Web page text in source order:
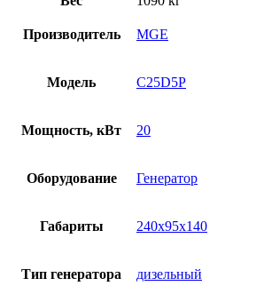
Производитель MGE
Модель C25D5P
Мощность, кВт 20
Оборудование Генератор
Габариты 240x95x140
Тип генератора дизельный